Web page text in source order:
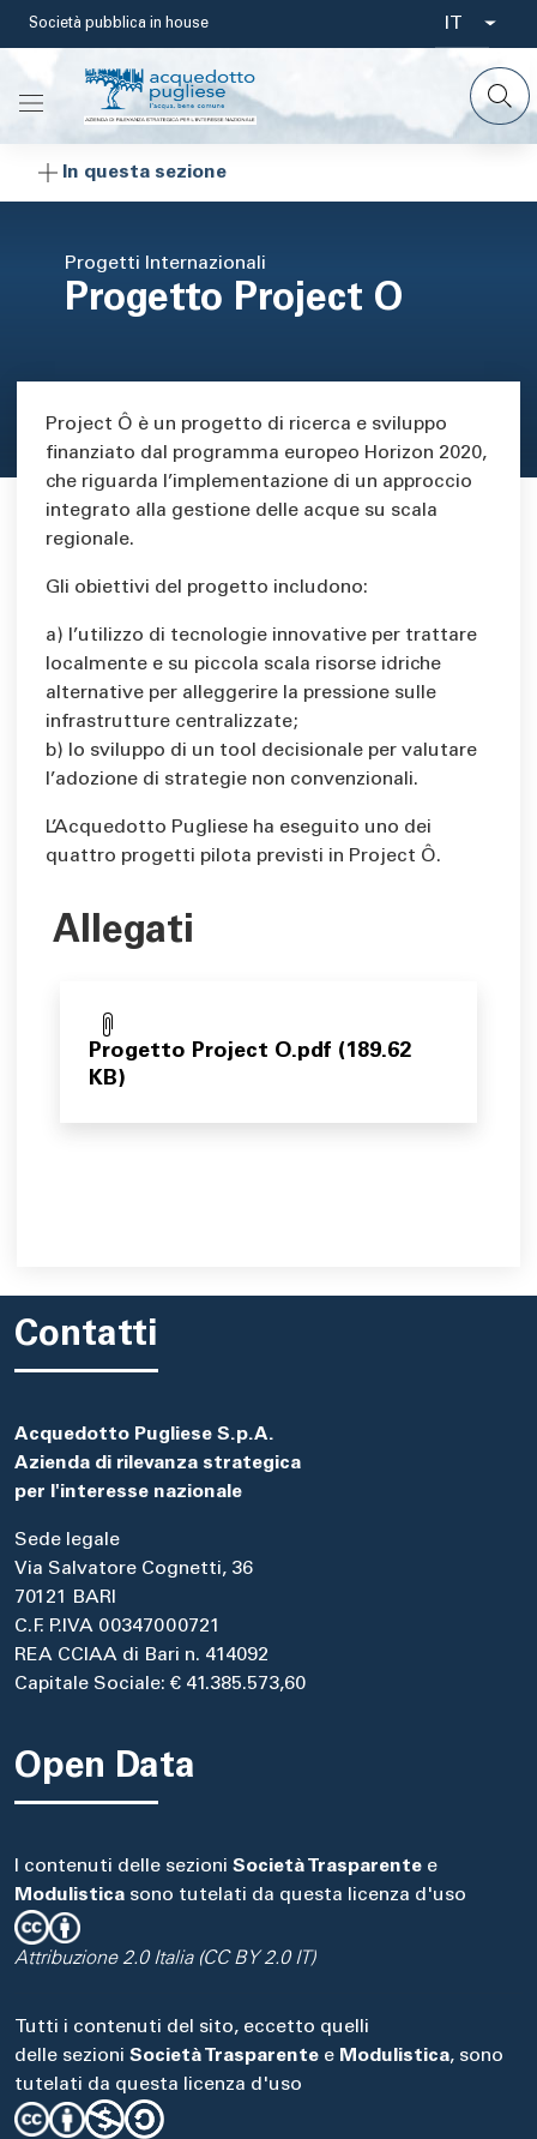
Salta
contenuto
principale
Società pubblica in house
Select
your
IT
In questa sezione
Progetti Internazionali
Progetto Project O
Area di testo
Project Ô è un progetto di ricerca e sviluppo
finanziato dal programma europeo Horizon 2020,
che riguarda l’implementazione di un approccio
integrato alla gestione delle acque su scala
regionale.
Gli obiettivi del progetto includono:
a) l’utilizzo di tecnologie innovative per trattare
localmente e su piccola scala risorse idriche
alternative per alleggerire la pressione sulle
infrastrutture centralizzate;
b) lo sviluppo di un tool decisionale per valutare
l’adozione di strategie non convenzionali.
L’Acquedotto Pugliese ha eseguito uno dei
quattro progetti pilota previsti in Project Ô.
Allegati
Progetto Project O.pdf (189.62
KB)
Contatti
Acquedotto Pugliese S.p.A.
Azienda di rilevanza strategica
per l'interesse nazionale
Sede legale
Via Salvatore Cognetti, 36
70121 BARI
C.F. P.IVA 00347000721
REA CCIAA di Bari n. 414092
Capitale Sociale: € 41.385.573,60
Open Data
I contenuti delle sezioni Società Trasparente e
Modulistica sono tutelati da questa licenza d'uso
Attribuzione 2.0 Italia (CC BY 2.0 IT)
Tutti i contenuti del sito, eccetto quelli
delle sezioni Società Trasparente e Modulistica, sono
tutelati da questa licenza d'uso